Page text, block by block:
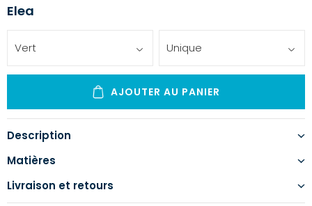
Elea
Vert Unique
AJOUTER AU PANIER
Description
Matières
Livraison et retours